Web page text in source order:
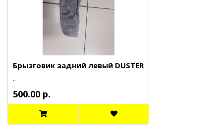
Брызговик задний левый DUSTER
..
500.00 р.